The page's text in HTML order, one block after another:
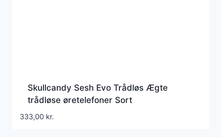
Skullcandy Sesh Evo Trådløs Ægte
trådløse øretelefoner Sort
333,00 kr.